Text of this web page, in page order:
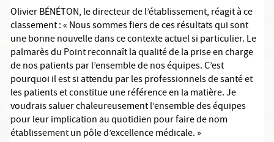
Olivier BÉNÉTON, le directeur de l’établissement, réagit à ce
classement : « Nous sommes fiers de ces résultats qui sont
une bonne nouvelle dans ce contexte actuel si particulier. Le
palmarès du Point reconnaît la qualité de la prise en charge
de nos patients par l’ensemble de nos équipes. C’est
pourquoi il est si attendu par les professionnels de santé et
les patients et constitue une référence en la matière. Je
voudrais saluer chaleureusement l’ensemble des équipes
pour leur implication au quotidien pour faire de nom
établissement un pôle d’excellence médicale. »